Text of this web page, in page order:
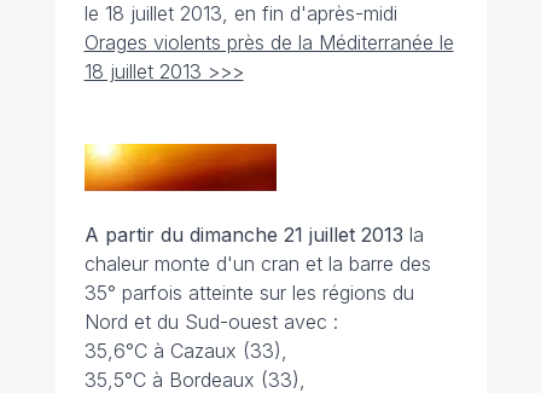
le 18 juillet 2013, en fin d'après-midi
Orages violents près de la Méditerranée le
18 juillet 2013 >>>
A partir du dimanche 21 juillet 2013 la
chaleur monte d'un cran et la barre des
35° parfois atteinte sur les régions du
Nord et du Sud-ouest avec :
35,6°C à Cazaux (33),
35,5°C à Bordeaux (33),